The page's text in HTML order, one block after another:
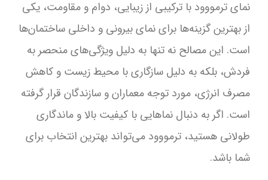
نمای ترمووود با ترکیبی از زیبایی، دوام و مقاومت، یکی
از بهترین گزینه‌ها برای نمای بیرونی و داخلی ساختمان‌ها
است. این مصالح نه تنها به دلیل ویژگی‌های منحصر به
فردش، بلکه به دلیل سازگاری با محیط زیست و کاهش
مصرف انرژی، مورد توجه معماران و سازندگان قرار گرفته
است. اگر به دنبال نماهایی با کیفیت بالا و ماندگاری
طولانی هستید، ترمووود می‌تواند بهترین انتخاب برای
شما باشد.